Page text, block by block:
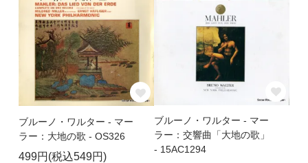
ブルーノ・ワルター - マー
ラー：大地の歌 - OS326
499円(税込549円)
ブルーノ・ワルター - マー
ラー：交響曲「大地の歌」
- 15AC1294